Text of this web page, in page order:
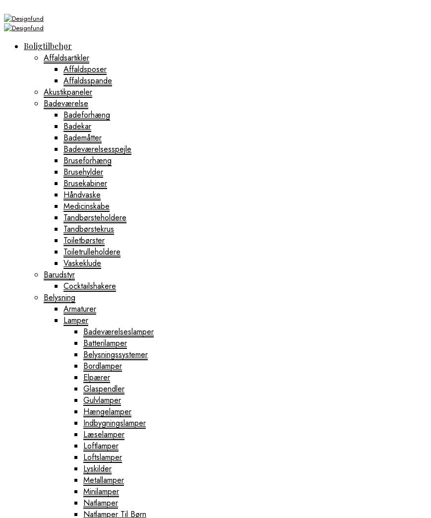
Boligtilbehør
Affaldsartikler
Affaldsposer
Affaldsspande
Akustikpaneler
Badeværelse
Badeforhæng
Badekar
Bademåtter
Badeværelsesspejle
Bruseforhæng
Brusehylder
Brusekabiner
Håndvaske
Medicinskabe
Tandbørsteholdere
Tandbørstekrus
Toiletbørster
Toiletrulleholdere
Vaskeklude
Barudstyr
Cocktailshakere
Belysning
Armaturer
Lamper
Badeværelseslamper
Batterilamper
Belysningssystemer
Bordlamper
Elpærer
Glaspendler
Gulvlamper
Hængelamper
Indbygningslamper
Læselamper
Loftlamper
Loftslamper
Lyskilder
Metallamper
Minilamper
Natlamper
Natlamper Til Børn